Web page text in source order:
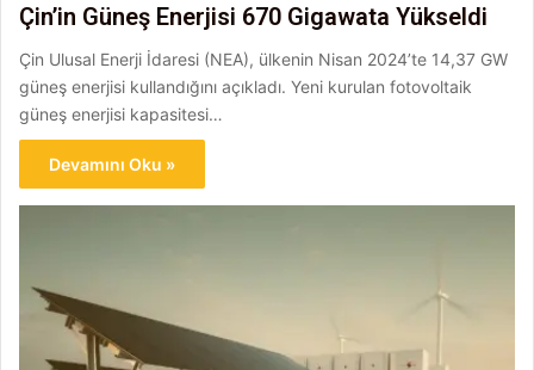
Çin’in Güneş Enerjisi 670 Gigawata Yükseldi
Çin Ulusal Enerji İdaresi (NEA), ülkenin Nisan 2024’te 14,37 GW
güneş enerjisi kullandığını açıkladı. Yeni kurulan fotovoltaik
güneş enerjisi kapasitesi…
Devamını Oku »